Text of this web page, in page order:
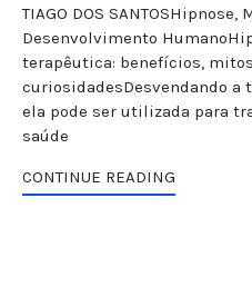
TIAGO DOS
Desenvolvimento
terapêutica: benefícios,
curiosidadesDesvendando a
ela pode ser utilizada para
saúde
CONTINUE READING